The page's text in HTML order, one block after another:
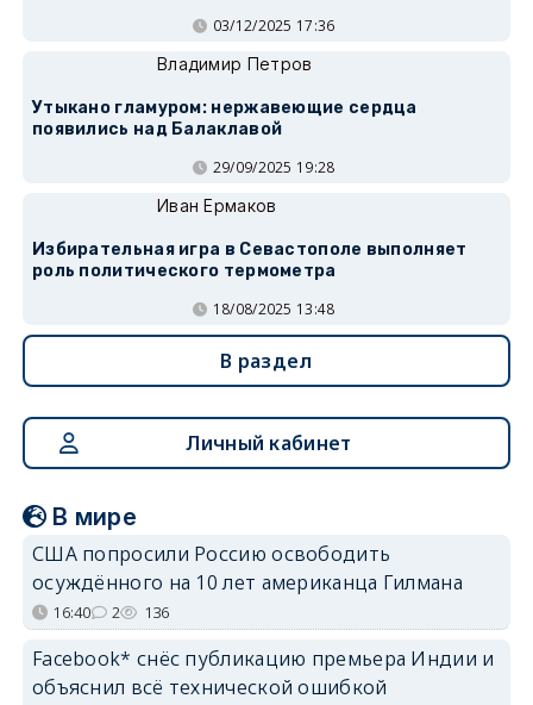
03/12/2025 17:36
Владимир Петров
Утыкано гламуром: нержавеющие сердца
появились над Балаклавой
29/09/2025 19:28
Иван Ермаков
Избирательная игра в Севастополе выполняет
роль политического термометра
18/08/2025 13:48
В раздел
Личный кабинет
В мире
США попросили Россию освободить
осуждённого на 10 лет американца Гилмана
16:40 2 136
Facebook* снёс публикацию премьера Индии и
объяснил всё технической ошибкой